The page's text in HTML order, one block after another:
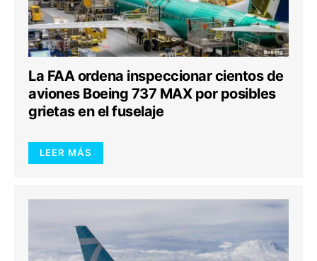
La FAA ordena inspeccionar cientos de
aviones Boeing 737 MAX por posibles
grietas en el fuselaje
LEER MÁS